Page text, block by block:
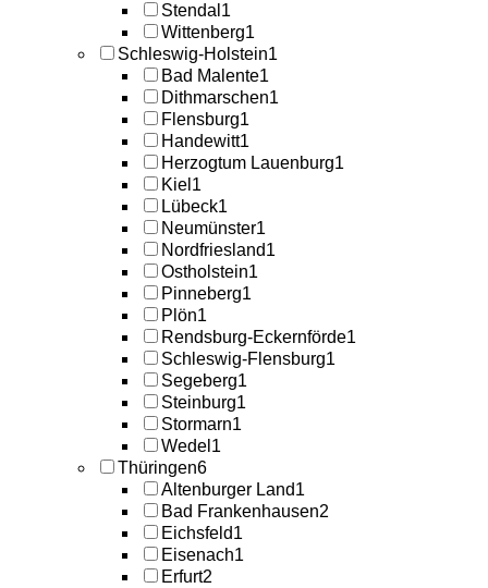
Stendal 1
Wittenberg1
Schleswig-Holstein1
Bad Malente1
Dithmarschen1
Flensburg1
Handewitt1
Herzogtum Lauenburg1
Kiel 1
Lübeck1
Neumünster1
Nordfriesland1
Ostholstein1
Pinneberg1
Plön1
Rendsburg-Eckernförde1
Schleswig-Flensburg1
Segeberg1
Steinburg1
Stormarn1
Wedel 1
Thüringen6
Altenburger Land1
Bad Frankenhausen2
Eichsfeld1
Eisenach1
Erfurt2